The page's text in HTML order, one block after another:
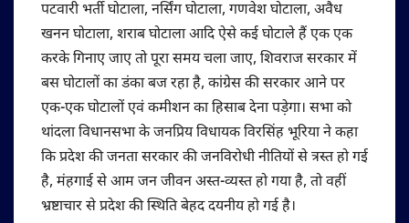
पटवारी भर्ती घोटाला, नर्सिंग घोटाला, गणवेश घोटाला, अवैध
खनन घोटाला, शराब घोटाला आदि ऐसे कई घोटाले हैं एक एक
करके गिनाए जाए तो पूरा समय चला जाए, शिवराज सरकार में
बस घोटालों का डंका बज रहा है, कांग्रेस की सरकार आने पर
एक-एक घोटालों एवं कमीशन का हिसाब देना पड़ेगा। सभा को
थांदला विधानसभा के जनप्रिय विधायक विरसिंह भूरिया ने कहा
कि प्रदेश की जनता सरकार की जनविरोधी नीतियों से त्रस्त हो गई
है, मंहगाई से आम जन जीवन अस्त-व्यस्त हो गया है, तो वहीं
भ्रष्टाचार से प्रदेश की स्थिति बेहद दयनीय हो गई है।